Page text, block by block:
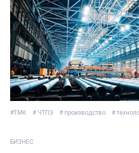
#ТМК # ЧТПЗ # производство #
БИЗНЕС